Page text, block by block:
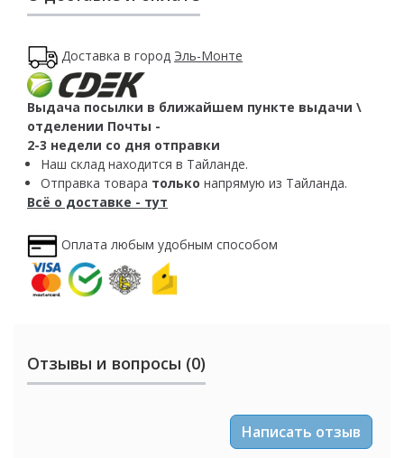
Доставка в город Эль-Монте
Выдача посылки в ближайшем пункте выдачи \
отделении Почты -
2-3 недели со дня отправки
Наш склад находится в Тайланде.
Отправка товара только напрямую из Тайланда.
Всё о доставке - тут
Оплата любым удобным способом
Отзывы и вопросы (0)
Написать отзыв